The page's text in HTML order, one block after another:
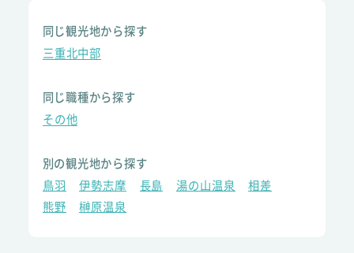
同じ観光地から探す
三重北中部
同じ職種から探す
その他
別の観光地から探す
鳥羽
伊勢志摩 長島 湯の山温泉
相差
熊野
榊原温泉